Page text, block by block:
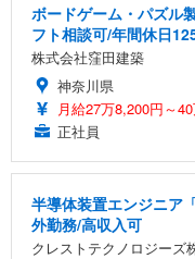
ボードゲーム・パズル
フト相談可/年間休日
株式会社窪田建築
神奈川県
月給27万8,200円～
正社員
半導体装置エンジニア
外勤務/高収入可
クレストテクノロジーズ